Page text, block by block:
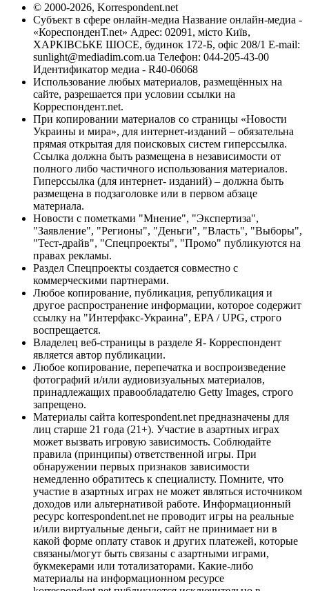
© 2000-2026, Korrespondent.net
Субъект в сфере онлайн-медиа Название онлайн-медиа -
«КореспонденТ.net» Адрес: 02091, місто Київ,
ХАРКІВСЬКЕ ШОСЕ, будинок 172-Б, офіс 208/1 E-mail:
sunlight@mediadim.com.ua Телефон: 044-205-43-00
Идентификатор медиа - R40-06068
Использование любых материалов, размещённых на
сайте, разрешается при условии ссылки на
Корреспондент.net.
При копировании материалов со страницы «Новости
Украины и мира», для интернет-изданий – обязательна
прямая открытая для поисковых систем гиперссылка.
Ссылка должна быть размещена в независимости от
полного либо частичного использования материалов.
Гиперссылка (для интернет- изданий) – должна быть
размещена в подзаголовке или в первом абзаце
материала.
Новости с пометками "Мнение", "Экспертиза",
"Заявление", "Регионы", "Деньги", "Власть", "Выборы",
"Тест-драйв", "Спецпроекты", "Промо" публикуются на
правах рекламы.
Раздел Спецпроекты создается совместно с
коммерческими партнерами.
Любое копирование, публикация, републикация и
другое распространение информации, которое содержит
ссылку на "Интерфакс-Украина", EPA / UPG, строго
воспрещается.
Владелец веб-страницы в разделе Я- Корреспондент
является автор публикации.
Любое копирование, перепечатка и воспроизведение
фотографий и/или аудиовизуальных материалов,
принадлежащих правообладателю Getty Images, строго
запрещено.
Материалы сайта korrespondent.net предназначены для
лиц старше 21 года (21+). Участие в азартных играх
может вызвать игровую зависимость. Соблюдайте
правила (принципы) ответственной игры. При
обнаружении первых признаков зависимости
немедленно обратитесь к специалисту. Помните, что
участие в азартных играх не может являться источником
доходов или альтернативой работе. Информационный
ресурс korrespondent.net не проводит игры на реальные
и/или виртуальные деньги, сайт не принимает ни в
какой форме оплату ставок и других платежей, которые
связаны/могут быть связаны с азартными играми,
букмекерами или тотализаторами. Какие-либо
материалы на информационном ресурсе